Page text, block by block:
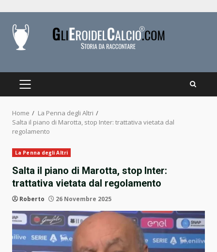
content
PRIMARY
Home
La Penna degli Altri
Salta il piano di Marotta, stop Inter: trattativa vietata dal
regolamento
La Penna degli Altri
Salta il piano di Marotta, stop Inter:
trattativa vietata dal regolamento
Roberto 26 Novembre 2025